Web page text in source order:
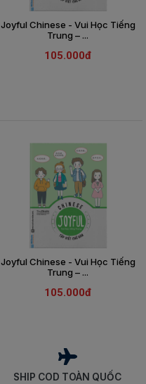
Joyful Chinese - Vui Học Tiếng
Trung – ...
105.000đ
Joyful Chinese - Vui Học Tiếng
Trung – ...
105.000đ
SHIP COD TOÀN QUỐC